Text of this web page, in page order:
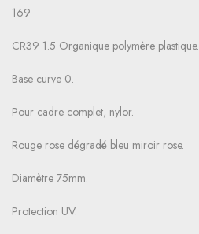
169
CR39 1.5 Organique polymère plastique.
Base curve 0.
Pour cadre complet, nylor.
Rouge rose dégradé bleu miroir rose.
Diamètre 75mm.
Protection UV.